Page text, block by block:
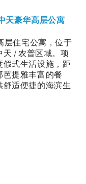
豪华高层公寓
层住宅公寓，位于
/ 农普区域。项
假式生活设施，距
提雅丰富的餐
适便捷的海滨生